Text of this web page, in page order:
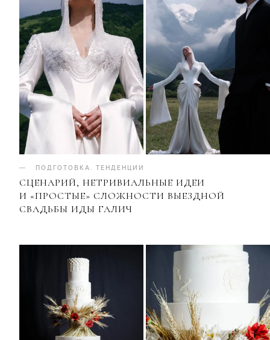
ПОДГОТОВКА ТЕНДЕНЦИИ
СЦЕНАРИЙ, НЕТРИВИАЛЬНЫЕ ИДЕИ
И «ПРОСТЫЕ» СЛОЖНОСТИ ВЫЕЗДНОЙ
СВАДЬБЫ ИДЫ ГАЛИЧ